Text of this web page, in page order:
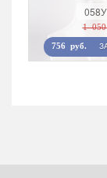
1
756 руб.